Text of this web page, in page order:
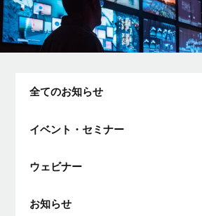
全てのお知らせ
全てのお知らせ
イベント・セミナー
ウェビナー
お知らせ